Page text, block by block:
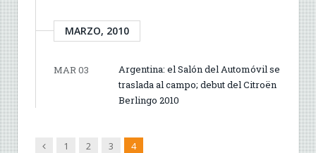
MARZO, 2010
MAR 03
Argentina: el Salón del Automóvil se
traslada al campo; debut del Citroën
Berlingo 2010
Anterior
1 2 3 4